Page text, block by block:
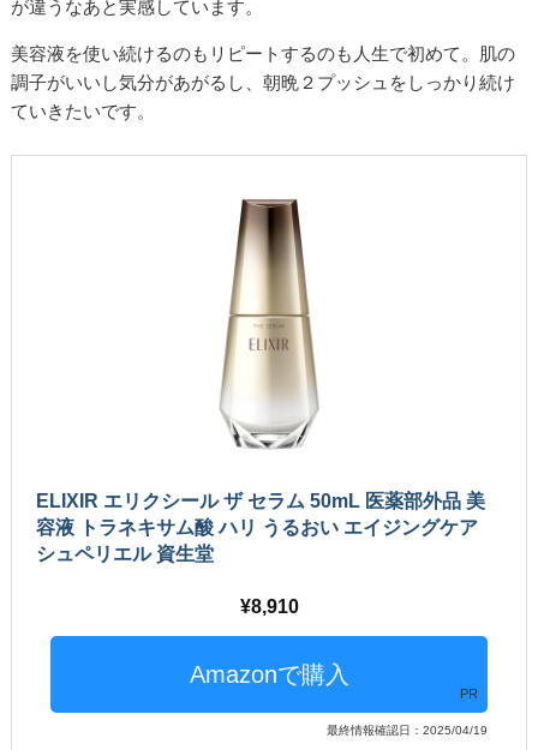
が違うなあと実感しています。
美容液を使い続けるのもリピートするのも人生で初めて。肌の
調子がいいし気分があがるし、朝晩２プッシュをしっかり続け
ていきたいです。
ELIXIR エリクシール ザ セラム 50mL 医薬部外品 美
容液 トラネキサム酸 ハリ うるおい エイジングケア
シュペリエル 資生堂
8,910
PR
最終情報確認日：2025/04/19